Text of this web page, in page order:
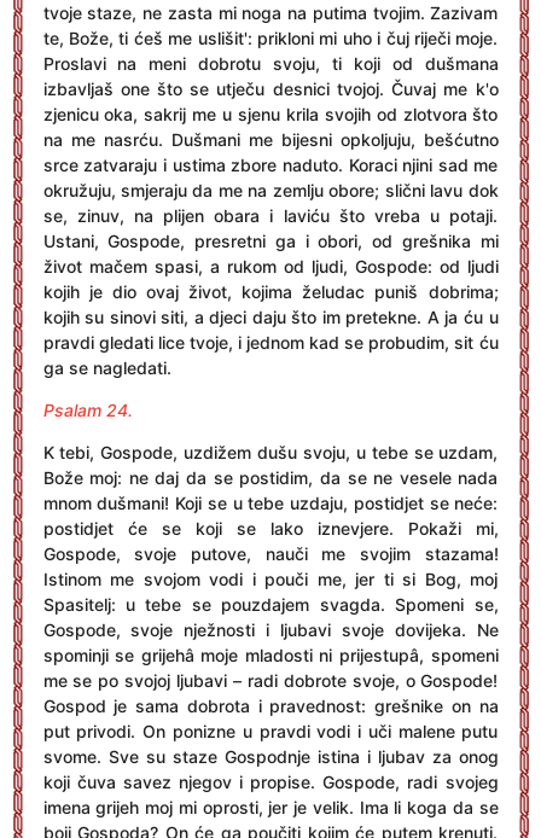
tvoje staze, ne zasta mi noga na putima tvojim. Zazivam
te, Bože, ti ćeš me uslišit': prikloni mi uho i čuj riječi moje.
Proslavi na meni dobrotu svoju, ti koji od dušmana
izbavljaš one što se utječu desnici tvojoj. Čuvaj me k'o
zjenicu oka, sakrij me u sjenu krila svojih od zlotvora što
na me nasrću. Dušmani me bijesni opkoljuju, bešćutno
srce zatvaraju i ustima zbore naduto. Koraci njini sad me
okružuju, smjeraju da me na zemlju obore; slični lavu dok
se, zinuv, na plijen obara i laviću što vreba u potaji.
Ustani, Gospode, presretni ga i obori, od grešnika mi
život mačem spasi, a rukom od ljudi, Gospode: od ljudi
kojih je dio ovaj život, kojima želudac puniš dobrima;
kojih su sinovi siti, a djeci daju što im pretekne. A ja ću u
pravdi gledati lice tvoje, i jednom kad se probudim, sit ću
ga se nagledati.
Psalam 24.
K tebi, Gospode, uzdižem dušu svoju, u tebe se uzdam,
Bože moj: ne daj da se postidim, da se ne vesele nada
mnom dušmani! Koji se u tebe uzdaju, postidjet se neće:
postidjet će se koji se lako iznevjere. Pokaži mi,
Gospode, svoje putove, nauči me svojim stazama!
Istinom me svojom vodi i pouči me, jer ti si Bog, moj
Spasitelj: u tebe se pouzdajem svagda. Spomeni se,
Gospode, svoje nježnosti i ljubavi svoje dovijeka. Ne
spominji se grijehâ moje mladosti ni prijestupâ, spomeni
me se po svojoj ljubavi – radi dobrote svoje, o Gospode!
Gospod je sama dobrota i pravednost: grešnike on na
put privodi. On ponizne u pravdi vodi i uči malene putu
svome. Sve su staze Gospodnje istina i ljubav za onog
koji čuva savez njegov i propise. Gospode, radi svojeg
imena grijeh moj mi oprosti, jer je velik. Ima li koga da se
boji Gospoda? On će ga poučiti kojim će putem krenuti.